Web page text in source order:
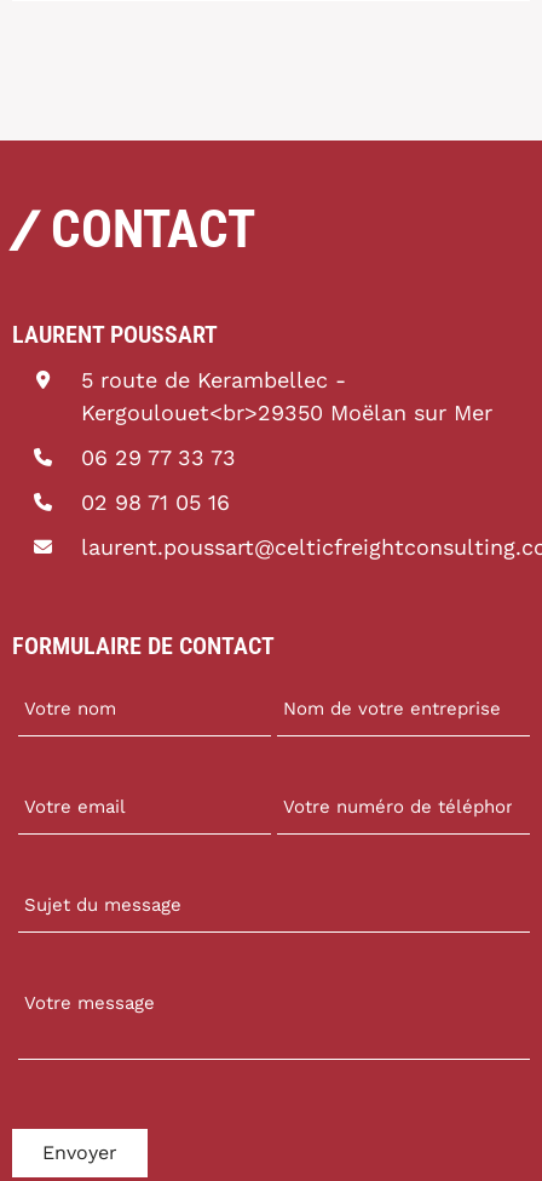
/ CONTACT
LAURENT POUSSART
5 route de Kerambellec -
Kergoulouet<br>29350 Moëlan sur Mer
06 29 77 33 73
02 98 71 05 16
FORMULAIRE DE CONTACT